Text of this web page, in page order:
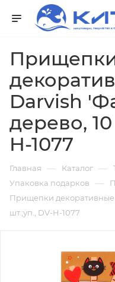
Darvish
дерево,
H-1077
Главная — Каталог —
Упаковка подарков —
Прищепки декоративные
шт.;уп., DV-H-1077